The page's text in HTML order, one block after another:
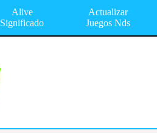
Alive
Significado
Actualizar
Juegos Nds